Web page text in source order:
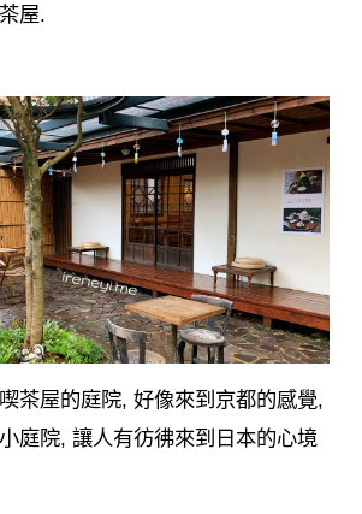
屋.
茶屋的庭院, 好像來到京都的感覺,
庭院, 讓人有彷彿來到日本的心境